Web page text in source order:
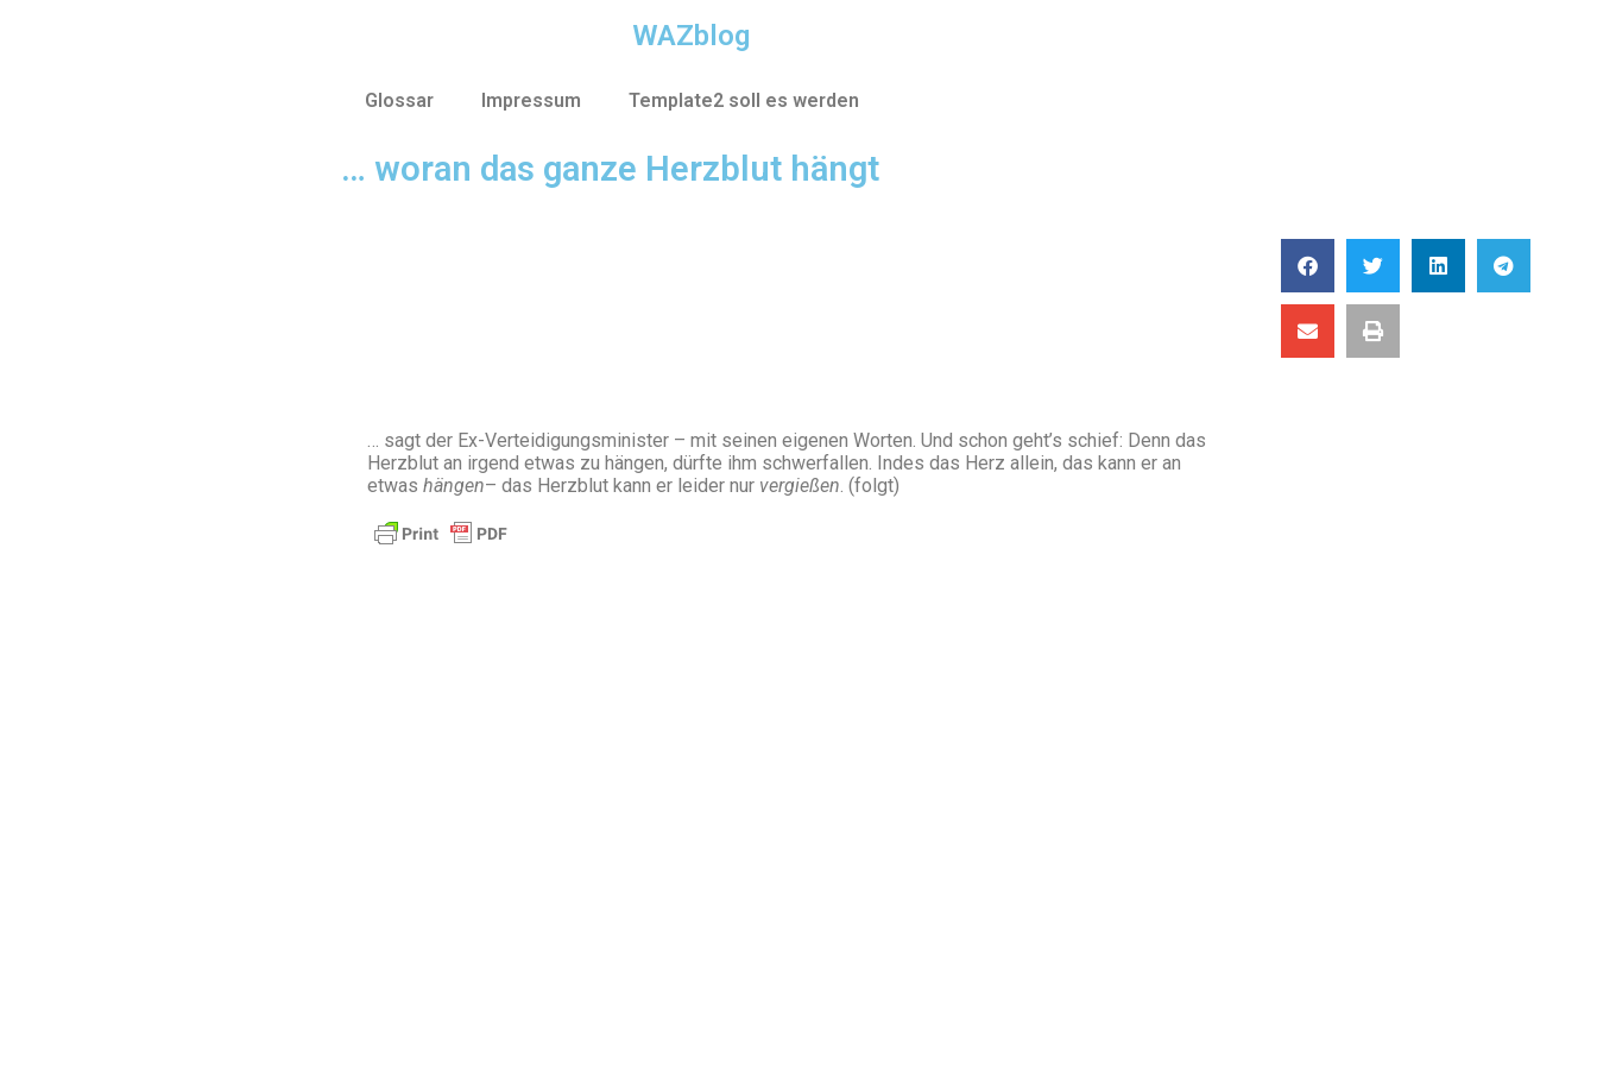
WAZblog
Glossar Impressum Template2 soll es werden
… woran das ganze Herzblut hängt
… sagt der Ex-Verteidigungsminister – mit seinen eigenen Worten. Und schon geht’s schief: Denn das
Herzblut an irgend etwas zu hängen, dürfte ihm schwerfallen. Indes das Herz allein, das kann er an
etwas hängen– das Herzblut kann er leider nur vergießen. (folgt)